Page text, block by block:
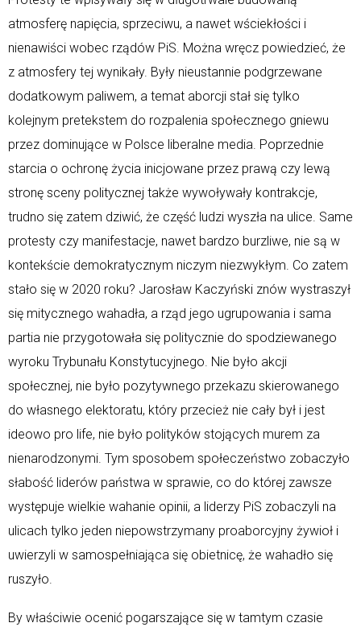
atmosferę napięcia, sprzeciwu, a nawet wściekłości i
nienawiści wobec rządów PiS. Można wręcz powiedzieć, że
z atmosfery tej wynikały. Były nieustannie podgrzewane
dodatkowym paliwem, a temat aborcji stał się tylko
kolejnym pretekstem do rozpalenia społecznego gniewu
przez dominujące w Polsce liberalne media. Poprzednie
starcia o ochronę życia inicjowane przez prawą czy lewą
stronę sceny politycznej także wywoływały kontrakcje,
trudno się zatem dziwić, że część ludzi wyszła na ulice. Same
protesty czy manifestacje, nawet bardzo burzliwe, nie są w
kontekście demokratycznym niczym niezwykłym. Co zatem
stało się w 2020 roku? Jarosław Kaczyński znów wystraszył
się mitycznego wahadła, a rząd jego ugrupowania i sama
partia nie przygotowała się politycznie do spodziewanego
wyroku Trybunału Konstytucyjnego. Nie było akcji
społecznej, nie było pozytywnego przekazu skierowanego
do własnego elektoratu, który przecież nie cały był i jest
ideowo pro life, nie było polityków stojących murem za
nienarodzonymi. Tym sposobem społeczeństwo zobaczyło
słabość liderów państwa w sprawie, co do której zawsze
występuje wielkie wahanie opinii, a liderzy PiS zobaczyli na
ulicach tylko jeden niepowstrzymany proaborcyjny żywioł i
uwierzyli w samospełniająca się obietnicę, że wahadło się
ruszyło.
By właściwie ocenić pogarszające się w tamtym czasie